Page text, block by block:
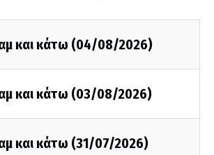
και κάτω (04/08/2026)
και κάτω (03/08/2026)
και κάτω (31/07/2026)